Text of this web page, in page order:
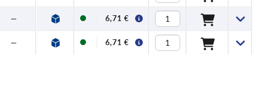
— 6,71 €
— 6,71 €